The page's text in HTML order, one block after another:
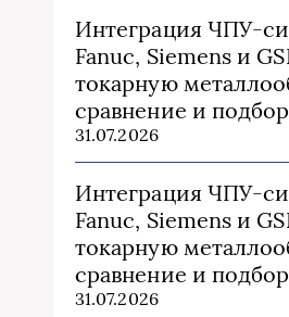
Интеграция ЧПУ-
Fanuc, Siemens и
токарную
сравнение и подбор
31.07.2026
Интеграция ЧПУ-
Fanuc, Siemens и
токарную
сравнение и подбор
31.07.2026